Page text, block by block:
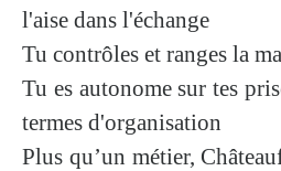
l'aise dans l'échange
Tu contrôles et ranges la
Tu es autonomesur tes
termes d'organisation
Plus qu’un métier,